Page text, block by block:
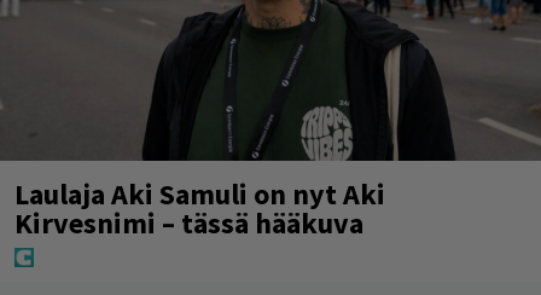
Laulaja Aki Samuli on nyt Aki
Kirvesnimi – tässä hääkuva